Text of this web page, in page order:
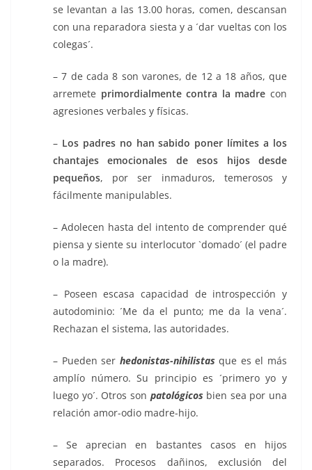
se levantan a las 13.00 horas, comen, descansan
con una reparadora siesta y a ´dar vueltas con los
colegas´.
– 7 de cada 8 son varones, de 12 a 18 años, que
arremete primordialmente contra la madre con
agresiones verbales y físicas.
– Los padres no han sabido poner límites a los
chantajes emocionales de esos hijos desde
pequeños, por ser inmaduros, temerosos y
fácilmente manipulables.
– Adolecen hasta del intento de comprender qué
piensa y siente su interlocutor `domado´ (el padre
o la madre).
– Poseen escasa capacidad de introspección y
autodominio: ´Me da el punto; me da la vena´.
Rechazan el sistema, las autoridades.
– Pueden ser hedonistas-nihilistas que es el más
amplío número. Su principio es ´primero yo y
luego yo´. Otros son patológicos bien sea por una
relación amor-odio madre-hijo.
– Se aprecian en bastantes casos en hijos
separados. Procesos dañinos, exclusión del